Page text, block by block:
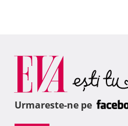
Urmareste-ne pe